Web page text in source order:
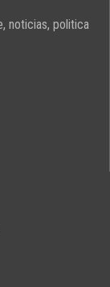
noticias, politica